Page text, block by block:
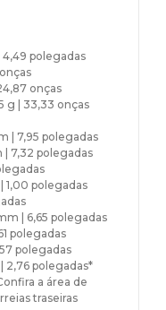
polegadas
onças
g | 33,33 onças
| 7,95 polegadas
7,32 polegadas
1,00 polegadas
| 6,65 polegadas
polegadas
polegadas
2,76 polegadas*
a área de
traseiras